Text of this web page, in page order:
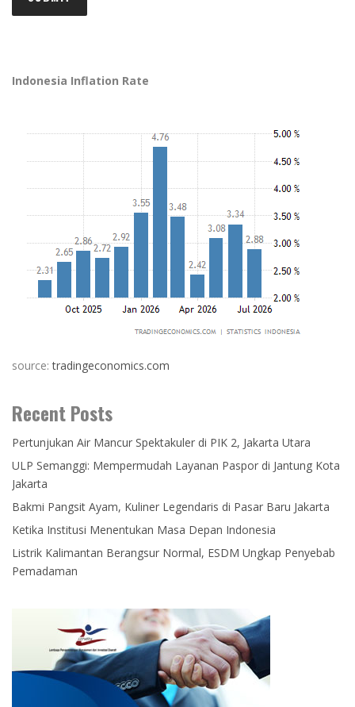
Indonesia Inflation Rate
source:tradingeconomics.com
Recent Posts
Pertunjukan Air Mancur Spektakuler di PIK 2, Jakarta Utara
ULP Semanggi: Mempermudah Layanan Paspor di Jantung Kota
Jakarta
Bakmi Pangsit Ayam, Kuliner Legendaris di Pasar Baru Jakarta
Ketika Institusi Menentukan Masa Depan Indonesia
Listrik Kalimantan Berangsur Normal, ESDM Ungkap Penyebab
Pemadaman